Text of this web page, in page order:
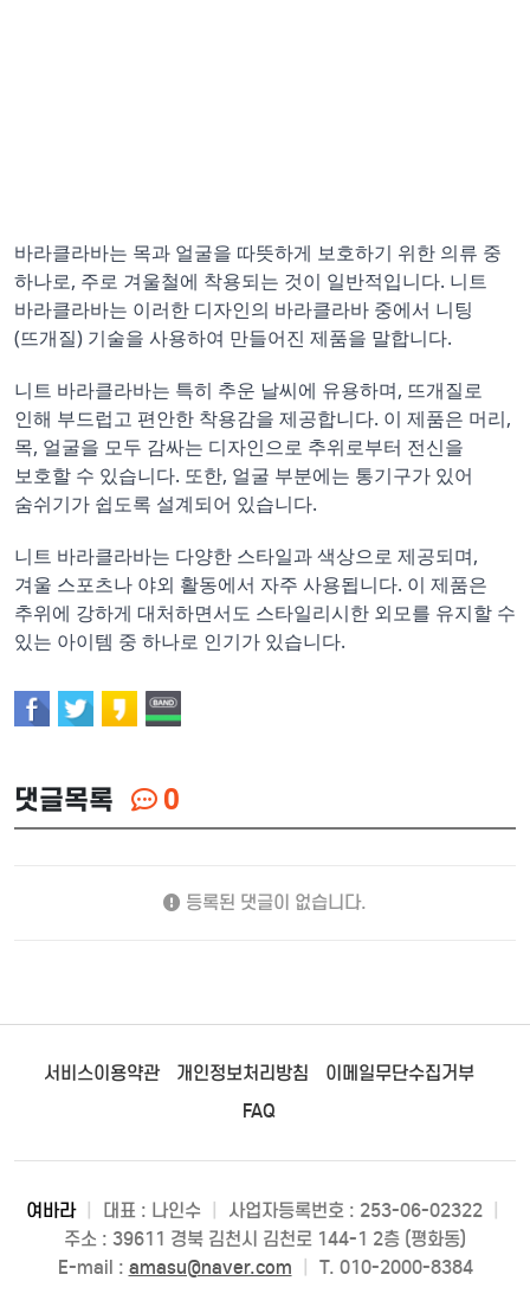
바라클라바는 목과 얼굴을 따뜻하게 보호하기 위한 의류 중
하나로, 주로 겨울철에 착용되는 것이 일반적입니다. 니트
바라클라바는 이러한 디자인의 바라클라바 중에서 니팅
(뜨개질) 기술을 사용하여 만들어진 제품을 말합니다.
니트 바라클라바는 특히 추운 날씨에 유용하며, 뜨개질로
인해 부드럽고 편안한 착용감을 제공합니다. 이 제품은 머리,
목, 얼굴을 모두 감싸는 디자인으로 추위로부터 전신을
보호할 수 있습니다. 또한, 얼굴 부분에는 통기구가 있어
숨쉬기가 쉽도록 설계되어 있습니다.
니트 바라클라바는 다양한 스타일과 색상으로 제공되며,
겨울 스포츠나 야외 활동에서 자주 사용됩니다. 이 제품은
추위에 강하게 대처하면서도 스타일리시한 외모를 유지할 수
있는 아이템 중 하나로 인기가 있습니다.
댓글목록 0
등록된 댓글이 없습니다.
서비스이용약관 개인정보처리방침
이메일무단수집거부
FAQ
여바라 대표 : 나인수 사업자등록번호 : 253-06-02322
주소 : 39611 경북 김천시 김천로 144-1 2층 (평화동)
E-mail : amasu@naver.com T. 010-2000-8384